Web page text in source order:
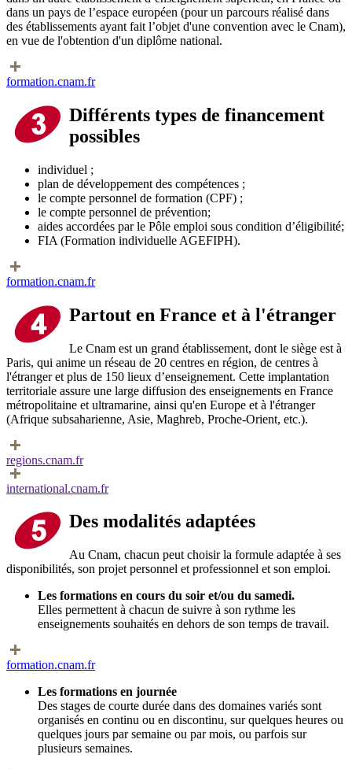
dans un pays de l’espace européen (pour un parcours réalisé dans
des établissements ayant fait l’objet d'une convention avec le Cnam),
en vue de l'obtention d'un diplôme national.
formation.cnam.fr
Différents types de financement
possibles
individuel ;
plan de développement des compétences ;
le compte personnel de formation (CPF) ;
le compte personnel de prévention;
aides accordées par le Pôle emploi sous condition d’éligibilité;
FIA (Formation individuelle AGEFIPH).
formation.cnam.fr
Partout en France et à l'étranger
Le Cnam est un grand établissement, dont le siège est à
Paris, qui anime un réseau de 20 centres en région, de centres à
l'étranger et plus de 150 lieux d’enseignement. Cette implantation
territoriale assure une large diffusion des enseignements en France
métropolitaine et ultramarine, ainsi qu'en Europe et à l'étranger
(Afrique subsaharienne, Asie, Maghreb, Proche-Orient, etc.).
regions.cnam.fr
international.cnam.fr
Des modalités adaptées
Au Cnam, chacun peut choisir la formule adaptée à ses
disponibilités, son projet personnel et professionnel et son emploi.
Les formations en cours du soir et/ou du samedi.
Elles permettent à chacun de suivre à son rythme les
enseignements souhaités en dehors de son temps de travail.
formation.cnam.fr
Les formations en journée
Des stages de courte durée dans des domaines variés sont
organisés en continu ou en discontinu, sur quelques heures ou
quelques jours par semaine ou par mois, ou parfois sur
plusieurs semaines.